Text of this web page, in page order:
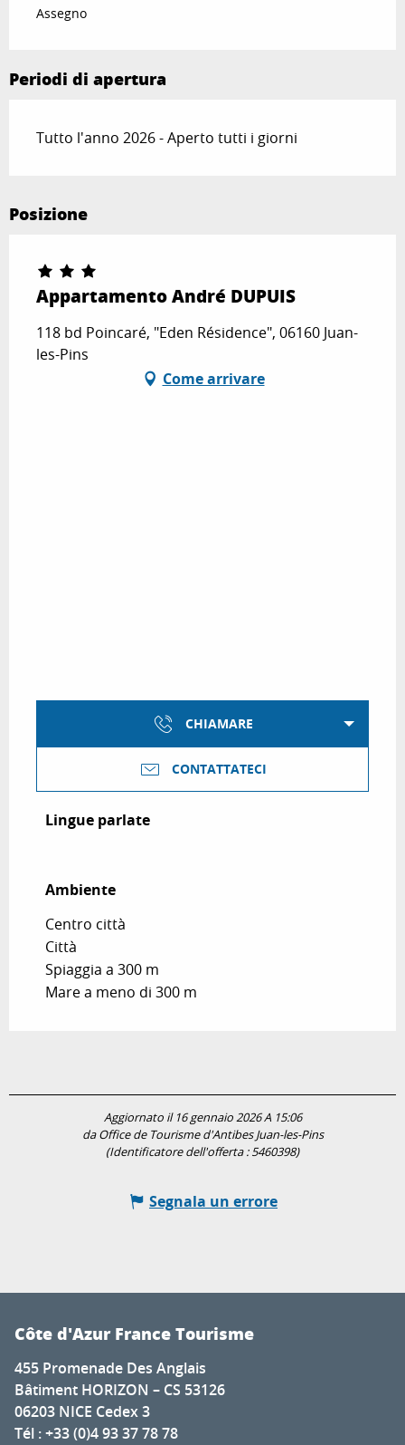
Assegno
Periodi di apertura
Tutto l'anno 2026 - Aperto tutti i giorni
Posizione
Appartamento André DUPUIS
118 bd Poincaré, "Eden Résidence", 06160 Juan-
les-Pins
Come arrivare
CHIAMARE
CONTATTATECI
Lingue parlate
Lingue parlate
Ambiente
Ambiente
Centro città
Città
Spiaggia a 300 m
Mare a meno di 300 m
Aggiornato il 16 gennaio 2026 A 15:06
da Office de Tourisme d'Antibes Juan-les-Pins
(Identificatore dell'offerta :5460398)
Segnala un errore
Côte d'Azur France Tourisme
455 Promenade Des Anglais
Bâtiment HORIZON – CS 53126
06203 NICE Cedex 3
Tél : +33 (0)4 93 37 78 78